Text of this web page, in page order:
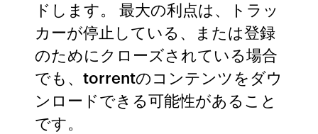
ドします。 最大の利点は、トラッ
カーが停止している、または登録
のためにクローズされている場合
でも、torrentのコンテンツをダウ
ンロードできる可能性があること
です。